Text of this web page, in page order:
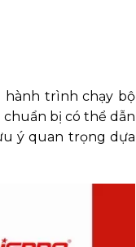
hành trình chạy bộ
chuẩn bị có thể dẫn
ý quan trọng dựa